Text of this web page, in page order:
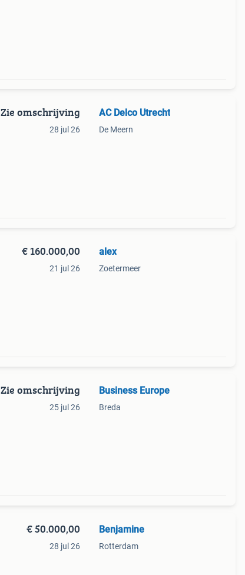
Zie omschrijving
28 jul 26
AC Delco Utrecht
De Meern
€ 160.000,00
21 jul 26
alex
Zoetermeer
Zie omschrijving
25 jul 26
Business Europe
Breda
€ 50.000,00
28 jul 26
Benjamine
Rotterdam